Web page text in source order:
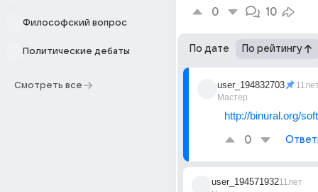
Философский вопрос
Политические дебаты
Смотреть все
0 10
По дате По рейтингу
user_194832703
Мастер
http://binural.org/
0
user_19457193211лет